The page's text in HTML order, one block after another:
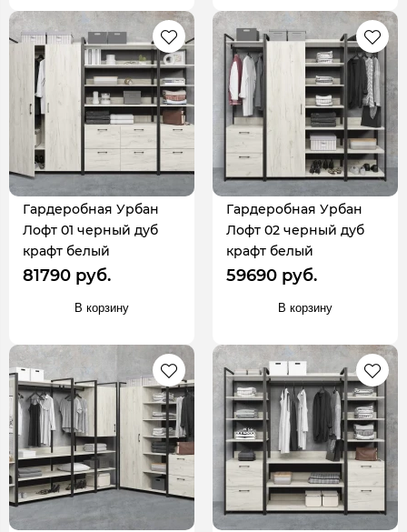
Гардеробная Урбан
Лофт 01 черный дуб
крафт белый
81790 руб.
В корзину
Гардеробная Урбан
Лофт 02 черный дуб
крафт белый
59690 руб.
В корзину